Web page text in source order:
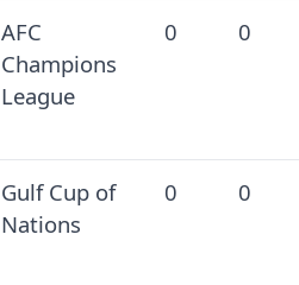
AFC
Champions
League
0 0
Gulf Cup of
Nations
0 0